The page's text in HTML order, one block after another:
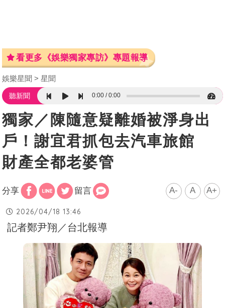
看更多《娛樂獨家專訪》專題報導
娛樂星聞 星聞
聽新聞 0:00 0:00
獨家／陳隨意疑離婚被淨身出
戶！謝宜君抓包去汽車旅館
財產全都老婆管
分享 留言 A- A A+
2026/04/18 13:46
記者鄭尹翔／台北報導